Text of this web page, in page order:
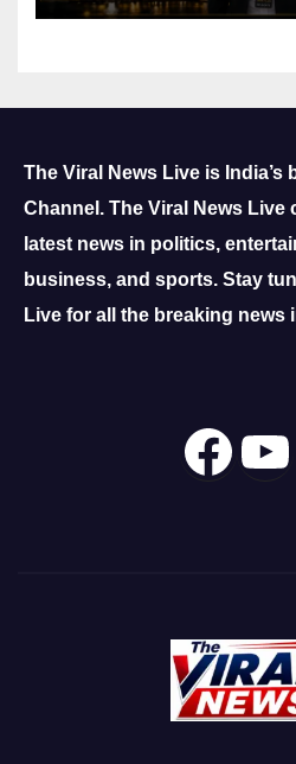
The Viral News Live is India’s
Channel. The Viral News Live
latest news in politics,
business, and sports. Stay
Live for all the breaking news
Follow Us On